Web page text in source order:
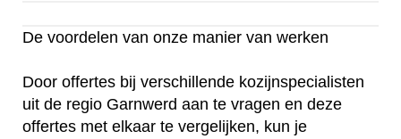
De voordelen van onze manier van werken
Door offertes bij verschillende kozijnspecialisten
uit de regio Garnwerd aan te vragen en deze
offertes met elkaar te vergelijken, kun je